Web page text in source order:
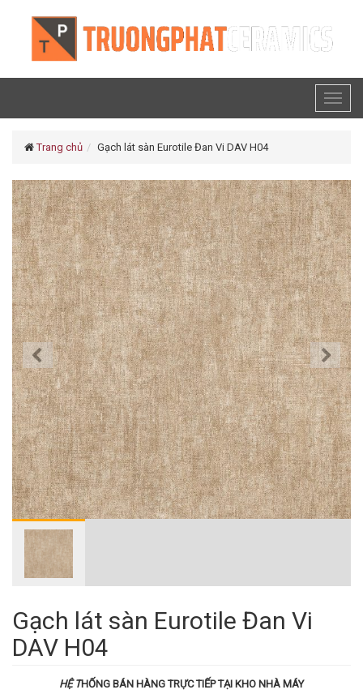
Trang chủ Gạch lát sàn Eurotile Đan Vi DAV H04
Gạch lát sàn Eurotile Đan Vi
DAV H04
HỆ THỐNG BÁN HÀNG TRỰC TIẾP TẠI KHO NHÀ MÁY